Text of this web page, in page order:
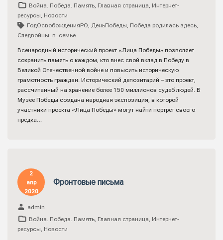
Война. Победа. Память, Главная страница, Интернет-
ресурсы, Новости
ГодОсвобожденияРО, ДеньПобеды, Победа родилась здесь,
Следвойны_в_семье
Всенародный исторический проект «Лица Победы» позволяет
сохранить память о каждом, кто внес свой вклад в Победу в
Великой Отечественной войне и повысить историческую
грамотность граждан. Исторический депозитарий – это проект,
рассчитанный на хранение более 150 миллионов судеб людей. В
Музее Победы создана народная экспозиция, в которой
участники проекта «Лица Победы» могут найти портрет своего
предка…
2
апр
2020
Фронтовые письма
admin
Война. Победа. Память, Главная страница, Интернет-
ресурсы, Новости